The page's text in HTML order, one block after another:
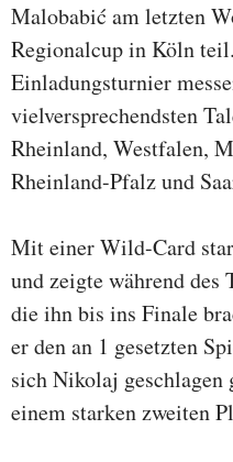
Malobabić am letzten
Regionalcup in Köln
Einladungsturnier
vielversprechendsten
Rheinland, Westfalen,
Rheinland-Pfalz und
Mit einer Wild-Card
und zeigte während
die ihn bis ins Finale
er den an 1 gesetzten
sich Nikolaj geschlagen
einem starken zweiten